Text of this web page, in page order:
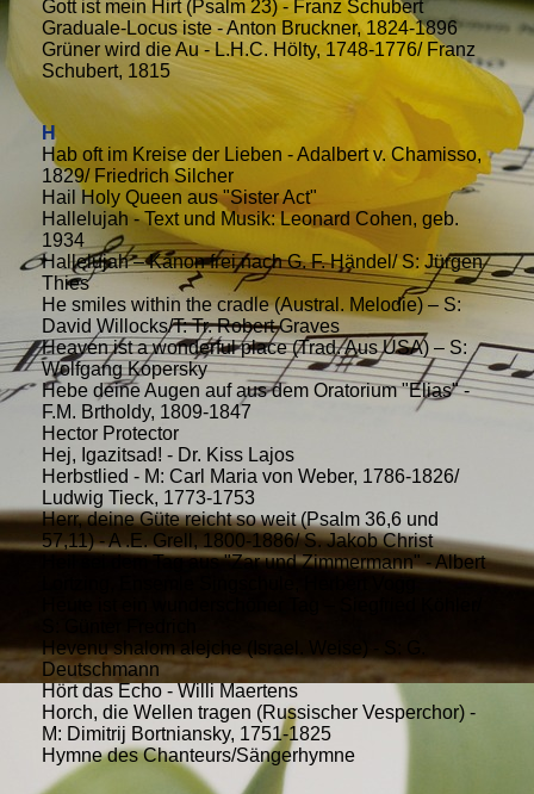
Gott ist mein Hirt (Psalm 23) - Franz Schubert
Graduale-Locus iste - Anton Bruckner, 1824-1896
Grüner wird die Au - L.H.C. Hölty, 1748-1776/ Franz
Schubert, 1815
H
Hab oft im Kreise der Lieben - Adalbert v. Chamisso,
1829/ Friedrich Silcher
Hail Holy Queen aus "Sister Act"
Hallelujah - Text und Musik: Leonard Cohen, geb.
1934
Hallelujah – Kanon frei nach G. F. Händel/ S: Jürgen
Thies
He smiles within the cradle (Austral. Melodie) – S:
David Willocks/T: Tr. Robert Graves
Heaven ist a wonderful place (Trad. Aus USA) – S:
Wolfgang Kopersky
Hebe deine Augen auf aus dem Oratorium "Elias" -
F.M. Brtholdy, 1809-1847
Hector Protector
Hej, Igazitsad! - Dr. Kiss Lajos
Herbstlied - M: Carl Maria von Weber, 1786-1826/
Ludwig Tieck, 1773-1753
Herr, deine Güte reicht so weit (Psalm 36,6 und
57,11) - A .E. Grell, 1800-1886/ S. Jakob Christ
Heil sei dem Tag aus "Zar und Zimmermann" - Albert
Hevenu shalom alejche (Israel. Weise) - S: G.
Deutschmann
Hört das Echo - Willi Maertens
Horch, die Wellen tragen (Russischer Vesperchor) -
M: Dimitrij Bortniansky, 1751-1825
Hymne des Chanteurs/Sängerhymne